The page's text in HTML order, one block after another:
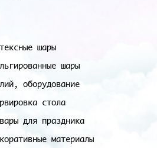
шары
шары
оборудование
стола
для праздника
материалы